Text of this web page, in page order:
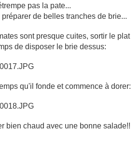
pas la pate...
de belles tranches de brie...
sont presque cuites, sortir le plat
de disposer le brie dessus:
qu'il fonde et commence à dorer:
bien chaud avec une bonne salade!!